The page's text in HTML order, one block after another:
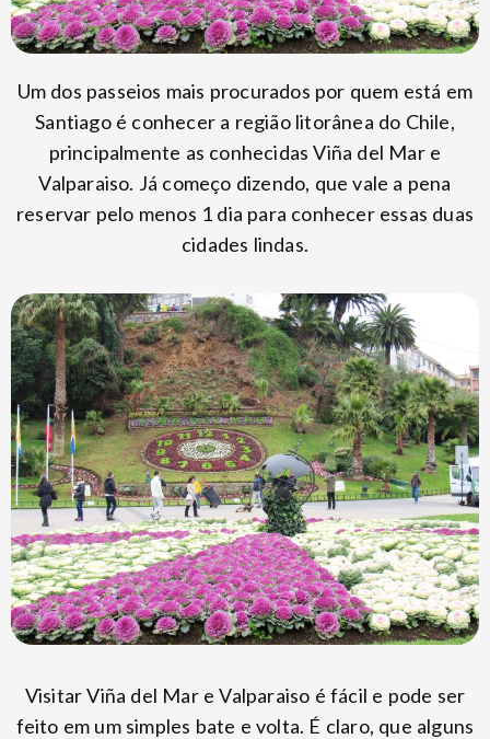
Um dos passeios mais procurados por quem está em
Santiago é conhecer a região litorânea do Chile,
principalmente as conhecidas Viña del Mar e
Valparaiso. Já começo dizendo, que vale a pena
reservar pelo menos 1 dia para conhecer essas duas
cidades lindas.
Visitar Viña del Mar e Valparaiso é fácil e pode ser
feito em um simples bate e volta. É claro, que alguns